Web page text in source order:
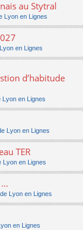
au Stytral
Lyon en Lignes
en Lignes
d’habitude
Lyon en Lignes
Lyon en Lignes
TER
Lyon en Lignes
de Lyon en Lignes
en Lignes